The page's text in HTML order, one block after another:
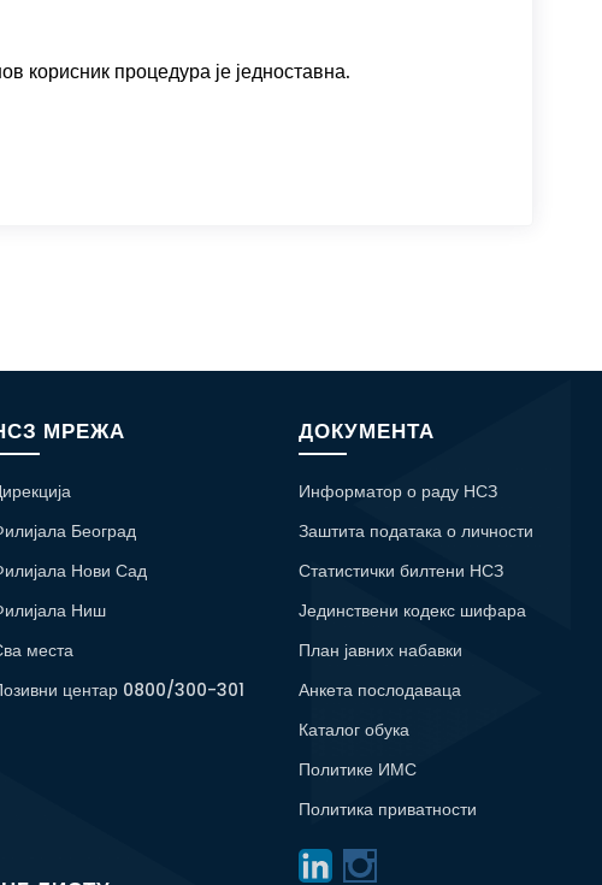
корисник процедура је једноставна.
МРЕЖА
Београд
Нови Сад
Ниш
места
центар 0800/300-301
ДОКУМЕНТА
Информатор о раду НСЗ
Заштита података о личности
Статистички билтени НСЗ
Јединствени кодекс шифара
План јавних набавки
Анкета послодаваца
Каталог обука
Политике ИМС
Политика приватности